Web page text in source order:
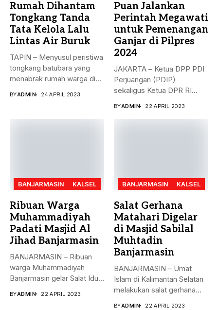
Rumah Dihantam
Tongkang Tanda
Tata Kelola Lalu
Lintas Air Buruk
TAPIN – Menyusul peristiwa
tongkang batubara yang
menabrak rumah warga di
BYADMIN 24 APRIL 2023
Puan Jalankan
Perintah Megawati
untuk Pemenangan
Ganjar di Pilpres
2024
JAKARTA – Ketua DPP PDI
Perjuangan (PDIP)
sekaligus Ketua DPR RI
BYADMIN 22 APRIL 2023
BANJARMASIN KALSEL
Ribuan Warga
Muhammadiyah
Padati Masjid Al
Jihad Banjarmasin
BANJARMASIN – Ribuan
warga Muhammadiyah
Banjarmasin gelar Salat Idul
BYADMIN 22 APRIL 2023
BANJARMASIN KALSEL
Salat Gerhana
Matahari Digelar
di Masjid Sabilal
Muhtadin
Banjarmasin
BANJARMASIN – Umat
Islam di Kalimantan Selatan
melakukan salat gerhana
BYADMIN 22 APRIL 2023